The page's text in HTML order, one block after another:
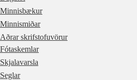
Minnisbækur
Minnismiðar
Aðrar skrifstofuvörur
Fótaskemlar
Skjalavarsla
Seglar